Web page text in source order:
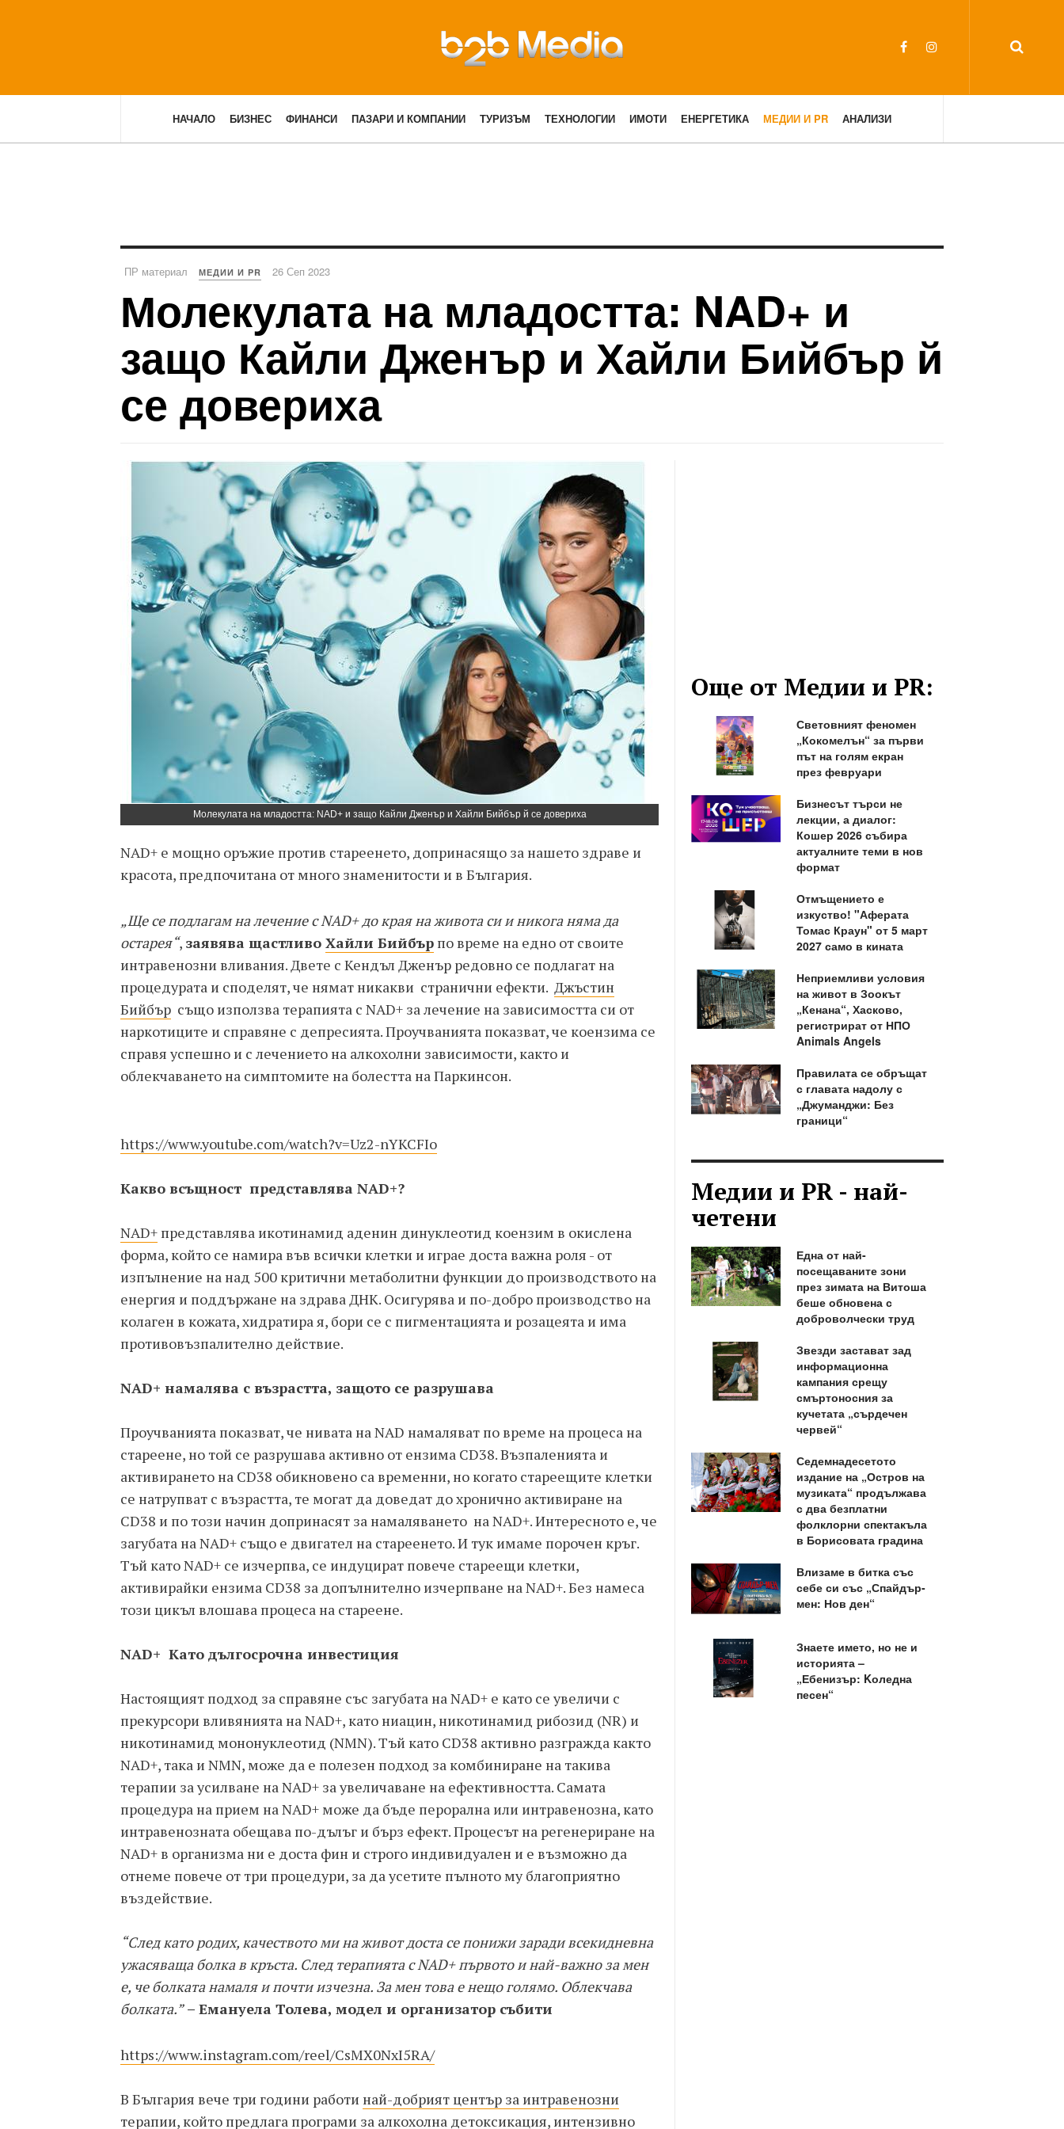
НАЧАЛО БИЗНЕС ФИНАНСИ ПАЗАРИ И КОМПАНИИ ТУРИЗЪМ ТЕХНОЛОГИИ ИМОТИ ЕНЕРГЕТИКА МЕДИИ И PR АНАЛИЗИ
ПР материал МЕДИИ И PR 26 Сеп 2023
Молекулата на младостта: NAD+ и
защо Кайли Дженър и Хайли Бийбър й
се довериха
Молекулата на младостта: NAD+ и защо Кайли Дженър и Хайли Бийбър й се довериха
NAD+ е мощно оръжие против стареенето, допринасящо за нашето здраве и
красота, предпочитана от много знаменитости и в България.
„Ще се подлагам на лечение с NAD+ до края на живота си и никога няма да
остарея“, заявява щастливо Хайли Бийбър по време на едно от своите
интравенозни вливания. Двете с Кендъл Дженър редовно се подлагат на
процедурата и споделят, че нямат никакви странични ефекти. Джъстин
Бийбър също използва терапията с NAD+ за лечение на зависимостта си от
наркотиците и справяне с депресията. Проучванията показват, че коензима се
справя успешно и с лечението на алкохолни зависимости, както и
облекчаването на симптомите на болестта на Паркинсон.
https://www.youtube.com/watch?v=Uz2-nYKCFIo
Какво всъщност представлява NAD+?
NAD+ представлява икотинамид аденин динуклеотид коензим в окислена
форма, който се намира във всички клетки и играе доста важна роля - от
изпълнение на над 500 критични метаболитни функции до производството на
енергия и поддържане на здрава ДНК. Осигурява и по-добро производство на
колаген в кожата, хидратира я, бори се с пигментацията и розацеята и има
противовъзпалително действие.
NAD+ намалява с възрастта, защото се разрушава
Проучванията показват, че нивата на NAD намаляват по време на процеса на
стареене, но той се разрушава активно от ензима CD38. Възпаленията и
активирането на CD38 обикновено са временни, но когато стареещите клетки
се натрупват с възрастта, те могат да доведат до хронично активиране на
CD38 и по този начин допринасят за намаляването на NAD+. Интересното е, че
загубата на NAD+ също е двигател на стареенето. И тук имаме порочен кръг.
Тъй като NAD+ се изчерпва, се индуцират повече стареещи клетки,
активирайки ензима CD38 за допълнително изчерпване на NAD+. Без намеса
този цикъл влошава процеса на стареене.
NAD+ Като дългосрочна инвестиция
Настоящият подход за справяне със загубата на NAD+ е като се увеличи с
прекурсори вливянията на NAD+, като ниацин, никотинамид рибозид (NR) и
никотинамид мононуклеотид (NMN). Тъй като CD38 активно разгражда както
NAD+, така и NMN, може да е полезен подход за комбиниране на такива
терапии за усилване на NAD+ за увеличаване на ефективността. Самата
процедура на прием на NAD+ може да бъде перорална или интравенозна, като
интравенозната обещава по-дълъг и бърз ефект. Процесът на регенериране на
NAD+ в организма ни е доста фин и строго индивидуален и е възможно да
отнеме повече от три процедури, за да усетите пълното му благоприятно
въздействие.
“След като родих, качеството ми на живот доста се понижи заради всекидневна
ужасяваща болка в кръста. След терaпията с NAD+ първото и най-важно за мен
е, че болката намаля и почти изчезна. За мен това е нещо голямо. Облекчава
болката.” – Емануела Толева, модел и организатор събити
https://www.instagram.com/reel/CsMX0NxI5RA/
В България вече три години работи най-добрият център за интравенозни
терапии, който предлага програми за алкохолна детоксикация, интензивно
Още от Медии и PR:
Световният феномен
„Кокомелън“ за първи
път на голям екран
през февруари
Бизнесът търси не
лекции, а диалог:
Кошер 2026 събира
актуалните теми в нов
формат
Отмъщението е
изкуство! "Аферата
Томас Краун" от 5 март
2027 само в кината
Неприемливи условия
на живот в Зоокът
„Кенана“, Хасково,
регистрират от НПО
Animals Angels
Правилата се обръщат
с главата надолу с
„Джуманджи: Без
граници“
Медии и PR - най-
четени
Една от най-
посещаваните зони
през зимата на Витоша
беше обновена с
доброволчески труд
Звезди застават зад
информационна
кампания срещу
смъртоносния за
кучетата „сърдечен
червей“
Седемнадесетото
издание на „Остров на
музиката“ продължава
с два безплатни
фолклорни спектакъла
в Борисовата градина
Влизаме в битка със
себе си със „Спайдър-
мен: Нов ден“
Знаете името, но не и
историята –
„Ебенизър: Kоледна
песен“